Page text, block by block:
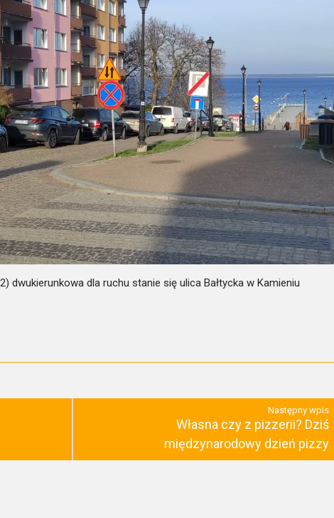
dwukierunkowa dla ruchu stanie się ulica Bałtycka w Kamieniu
Następny wpis
Własna czy z pizzerii? Dziś
międzynarodowy dzień pizzy